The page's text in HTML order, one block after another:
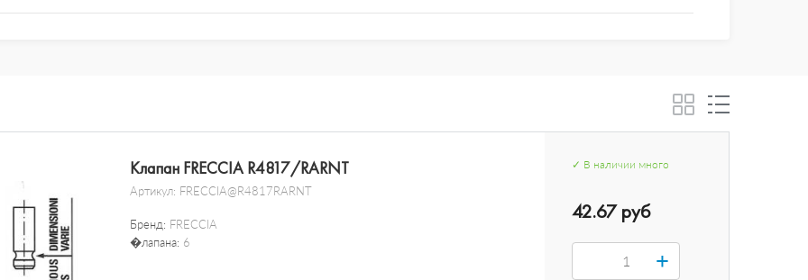
Клапан FRECCIA R4817/RARNT
Артикул: FRECCIA@R4817RARNT
Бренд: FRECCIA
�лапана: 6
✓ В наличии много
42.67 руб
+